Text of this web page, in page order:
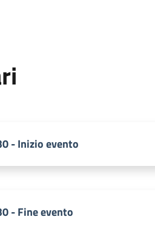
- Inizio evento
- Fine evento